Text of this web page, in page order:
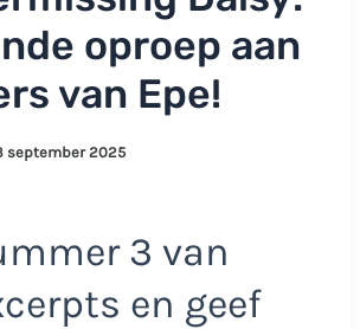
oproep aan
van Epe!
september 2025
3 van
en geef